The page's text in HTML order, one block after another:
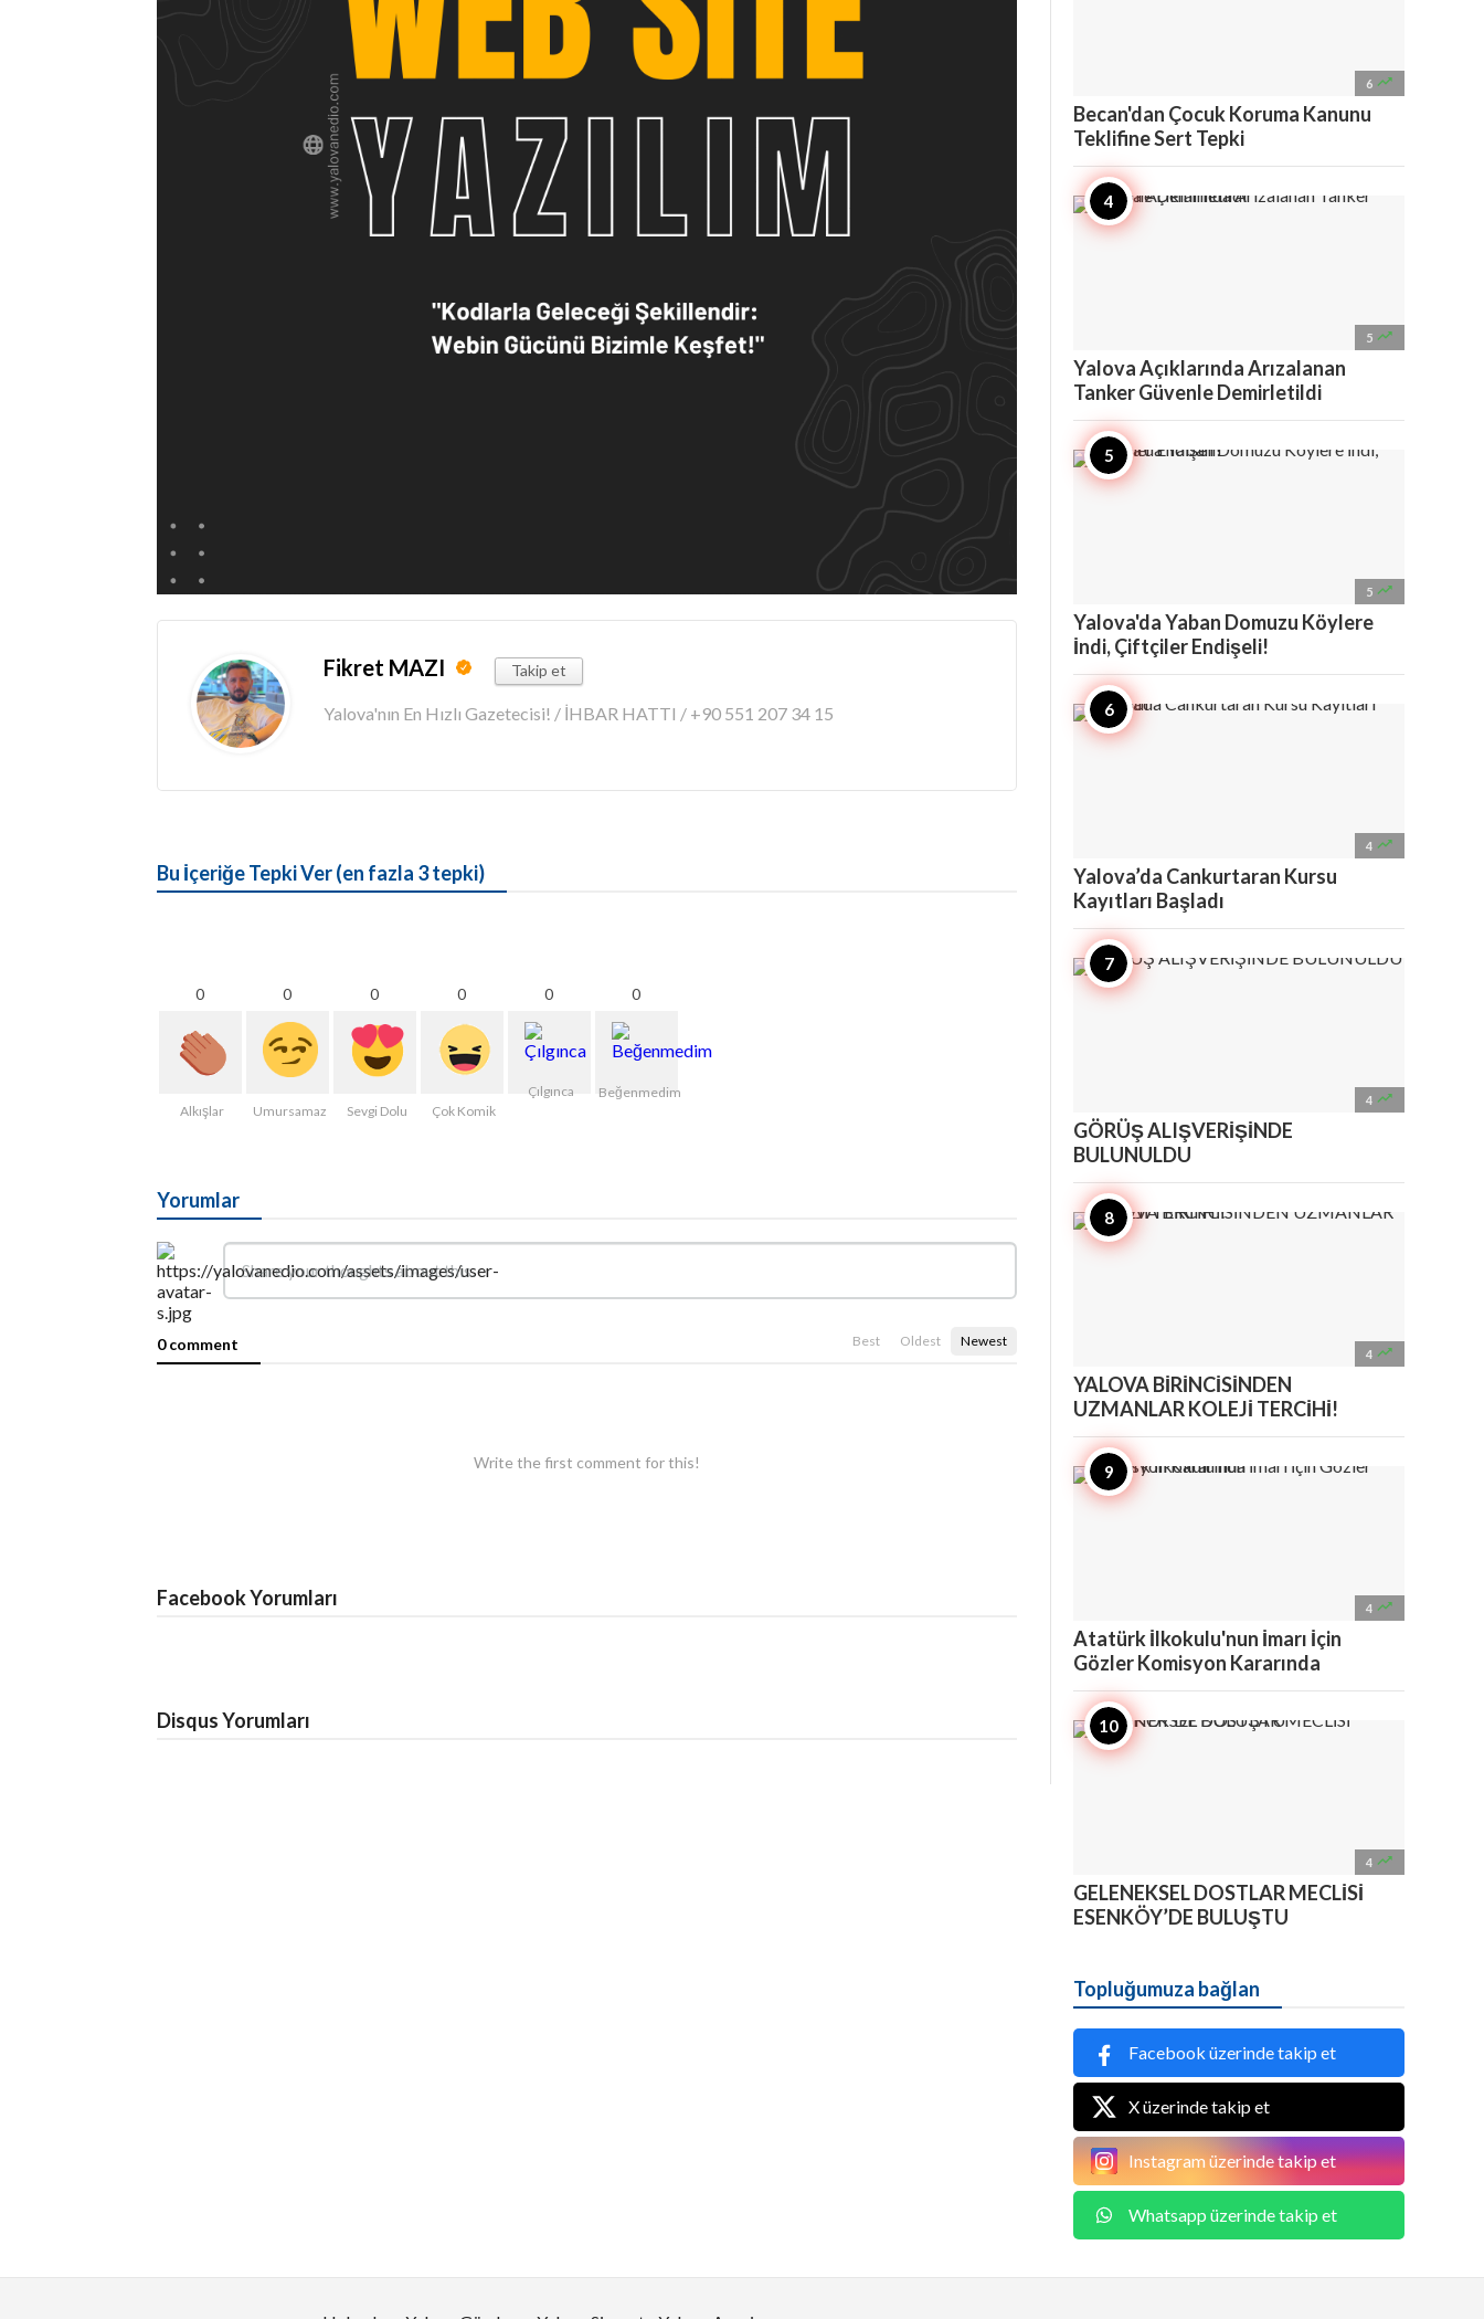
Fikret MAZI Takip et
Yalova'nın En Hızlı Gazetecisi! / İHBAR HATTI / +90 551 207 34 15
Bu İçeriğe Tepki Ver (en fazla 3 tepki)
0
Alkışlar
0
Umursamaz
0
Sevgi Dolu
0
Çok Komik
0
Çılgınca
0
Beğenmedim
Yorumlar
0 comment Best Oldest Newest
Write the first comment for this!
Facebook Yorumları
Disqus Yorumları
6 
Becan'dan Çocuk Koruma Kanunu
Teklifine Sert Tepki
5 
Yalova Açıklarında Arızalanan
Tanker Güvenle Demirletildi
5 
Yalova'da Yaban Domuzu Köylere
İndi, Çiftçiler Endişeli!
4 
Yalova’da Cankurtaran Kursu
Kayıtları Başladı
4 
GÖRÜŞ ALIŞVERİŞİNDE
BULUNULDU
4 
YALOVA BİRİNCİSİNDEN
UZMANLAR KOLEJİ TERCİHİ!
4 
Atatürk İlkokulu'nun İmarı İçin
Gözler Komisyon Kararında
4 
GELENEKSEL DOSTLAR MECLİSİ
ESENKÖY’DE BULUŞTU
Topluğumuza bağlan
Facebook üzerinde takip et
X üzerinde takip et
Instagram üzerinde takip et
Whatsapp üzerinde takip et